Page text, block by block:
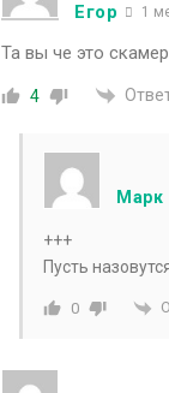
Егор 1
Та вы че это
4
Марк
+++
Пусть
0